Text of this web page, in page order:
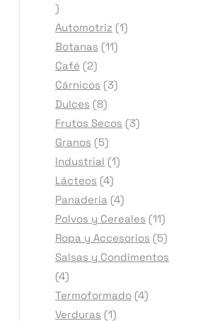
8
productos
Automotriz 11
Botanas 1111
Café 22
productos
Cárnicos 33
Dulces 88
productos
Frutos Secos 33
Granos 55
productos
Industrial 11
Lácteos 44
productos
Panadería 44
productos
Polvos y Cereales 1111
productos
Ropa y Accesorios 55
productos
Salsas y Condimentos
44
productos
Termoformado 44
Verduras 11